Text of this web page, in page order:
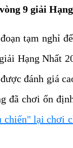
9 giải
tạm nghỉ để
Hạng Nhất
đánh giá
đã chơi ổn
chiến" lại chơi